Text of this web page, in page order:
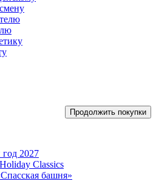
Продолжить покупки
2027
Classics
башня»